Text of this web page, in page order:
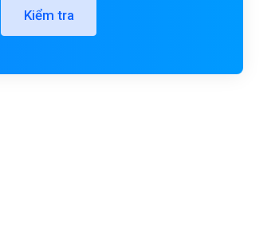
Kiểm tra